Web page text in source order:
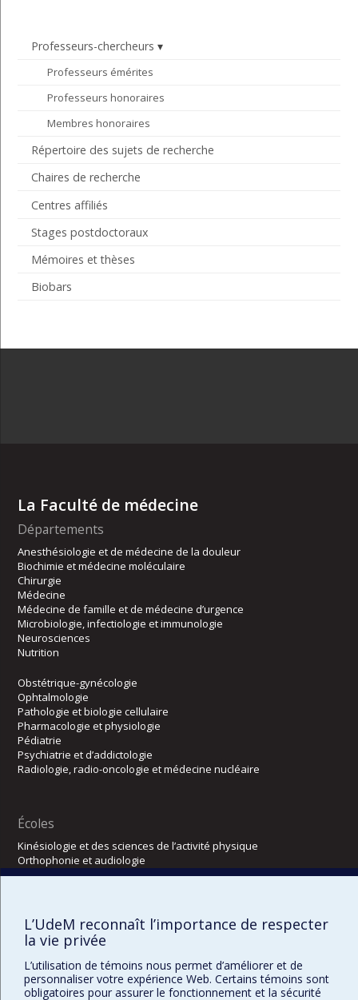
Professeurs-chercheurs
Professeurs émérites
Professeurs honoraires
Membres honoraires
Répertoire des sujets de recherche
Chaires de recherche
Centres affiliés
Stages postdoctoraux
Mémoires et thèses
Biobars
La Faculté de médecine
Départements
Anesthésiologie et de médecine de la douleur
Biochimie et médecine moléculaire
Chirurgie
Médecine
Médecine de famille et de médecine d’urgence
Microbiologie, infectiologie et immunologie
Neurosciences
Nutrition
Obstétrique-gynécologie
Ophtalmologie
Pathologie et biologie cellulaire
Pharmacologie et physiologie
Pédiatrie
Psychiatrie et d’addictologie
Radiologie, radio-oncologie et médecine nucléaire
Écoles
Kinésiologie et des sciences de l’activité physique
Orthophonie et audiologie
Réadaptation
DPC
CPASS
Éthique clinique
L’UdeM reconnaît l’importance de respecter
la vie privée
L’utilisation de témoins nous permet d’améliorer et de
personnaliser votre expérience Web. Certains témoins sont
obligatoires pour assurer le fonctionnement et la sécurité